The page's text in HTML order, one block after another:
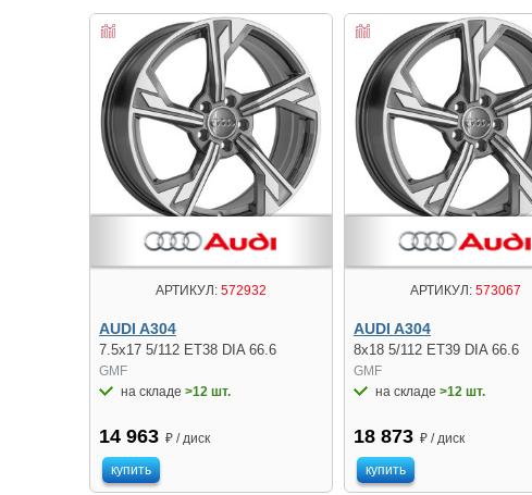
АРТИКУЛ:572932
AUDI A304
7.5x17 5/112 ET38 DIA 66.6
GMF
на складе >12 шт.
14 963 ₽ / диск
купить
АРТИКУЛ:573067
AUDI A304
8x18 5/112 ET39 DIA 66.6
GMF
на складе >12 шт.
18 873 ₽ / диск
купить